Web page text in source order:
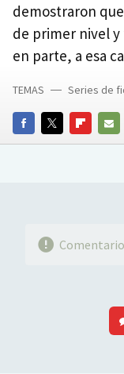
demostraron
de primer nivel y
en parte, a esa
FACEBOOKTWITTERFLIPBOARD
E-
TEMAS Series de